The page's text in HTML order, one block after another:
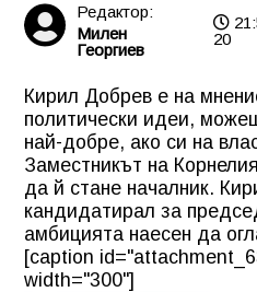
Редактор:
Милен
Георгиев
20
Кирил Добрев е на
политически идеи,
най-добре, ако си на
Заместникът на
да й стане началник.
кандидатирал за
амбицията наесен да
[caption
width="300"]